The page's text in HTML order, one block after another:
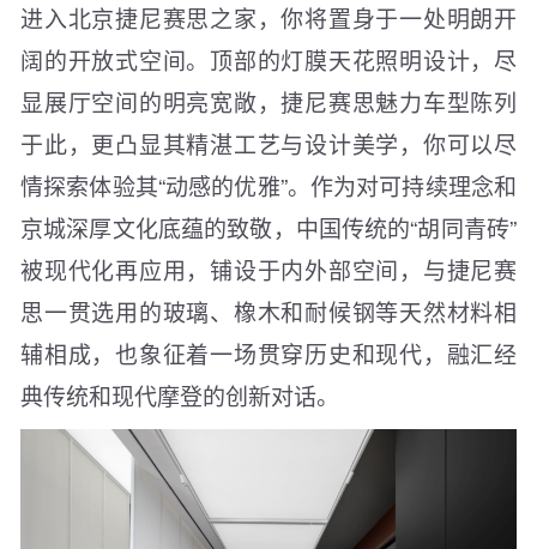
进入北京捷尼赛思之家，你将置身于一处明朗开
阔的开放式空间。顶部的灯膜天花照明设计，尽
显展厅空间的明亮宽敞，捷尼赛思魅力车型陈列
于此，更凸显其精湛工艺与设计美学，你可以尽
情探索体验其“动感的优雅”。作为对可持续理念和
京城深厚文化底蕴的致敬，中国传统的“胡同青砖”
被现代化再应用，铺设于内外部空间，与捷尼赛
思一贯选用的玻璃、橡木和耐候钢等天然材料相
辅相成，也象征着一场贯穿历史和现代，融汇经
典传统和现代摩登的创新对话。